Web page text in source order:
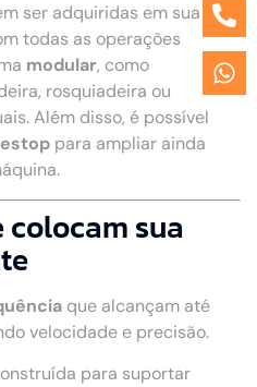
ser adquiridas em sua
todas as operações
modular, como
rosquiadeira ou
Além disso, é possível
para ampliar ainda
sua
que alcançam até
velocidade e precisão.
para suportar